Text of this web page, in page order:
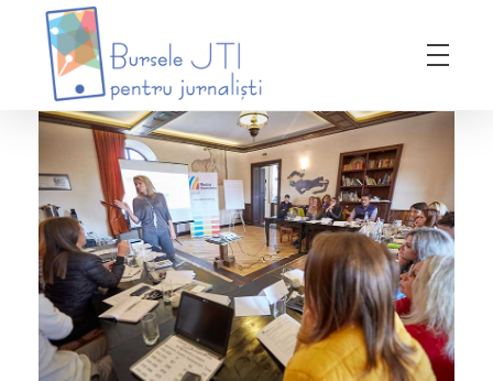
Bursele JTI pentru Jurnalisti